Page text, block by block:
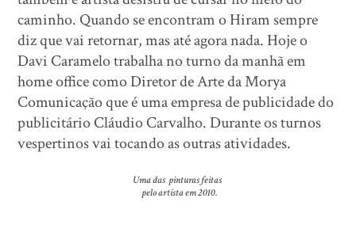
caminho. Quando se encontram o Hiram sempre
diz que vai retornar, mas até agora nada. Hoje o
Davi Caramelo trabalha no turno da manhã em
home office como Diretor de Arte da Morya
Comunicação que é uma empresa de publicidade do
publicitário Cláudio Carvalho. Durante os turnos
vespertinos vai tocando as outras atividades.
Uma das pinturas feitas
pelo artista em 2010.